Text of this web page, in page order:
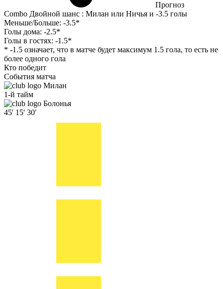
Прогноз
Combo Двойной шанс : Милан или Ничья и -3.5 голы
Меньше/Больше: -3.5*
Голы дома: -2.5*
Голы в гостях: -1.5*
* -1.5 означает, что в матче будет максимум 1.5 гола, то есть не
более одного гола
Кто победит
События матча
Милан
1-й тайм
Болонья
45' 15' 30'